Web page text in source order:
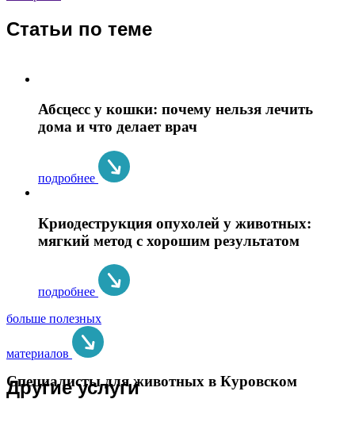
Статьи по теме
Абсцесс у кошки: почему нельзя лечить
дома и что делает врач
подробнее
Криодеструкция опухолей у животных:
мягкий метод с хорошим результатом
подробнее
больше полезных
материалов
Другие услуги
Специалисты для животных в Куровском